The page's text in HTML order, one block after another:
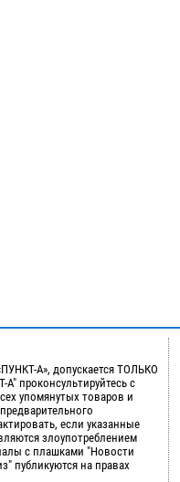
А», допускается ТОЛЬКО
проконсультируйтесь с
упомянутых товаров и
если указанные
злоупотреблением
с плашками "Новости
публикуются на правах